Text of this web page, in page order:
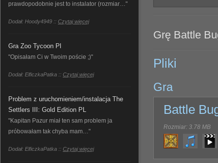
prawdopodobnie jest to instalator (rozmiar…"
Dodał: Hoody4949 :: Czytaj więcej
Gra Zoo Tycoon Pl
"Opisałam Ci w Twoim poście ;)"
Dodał: ElficzkaPatka :: Czytaj więcej
Problem z uruchomieniem/instalacja The
Settlers III: Gold Edition PL
"Kapitan Pazur miał ten sam problem ja
próbowałam tak chyba mam…"
Dodał: ElficzkaPatka :: Czytaj więcej
Grę Battle
Pliki
Gra
Battle
Rozmiar: 3.78 MB